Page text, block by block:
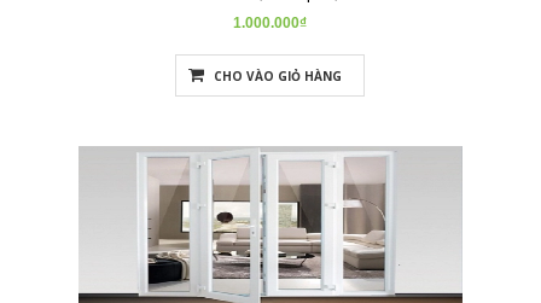
1.000.000₫
CHO VÀO GIỎ HÀNG